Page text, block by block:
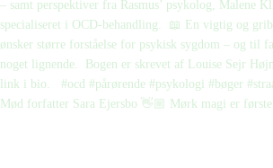
Mød forfatter Sara Ejersbo 👋🏼 Mørk magi er første